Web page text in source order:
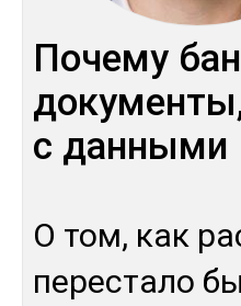
По­чему
с дан­ны­ми
О том, как
пе­рес­та­ло